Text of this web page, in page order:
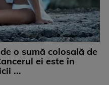
o sumă colosală de
ei este în
...